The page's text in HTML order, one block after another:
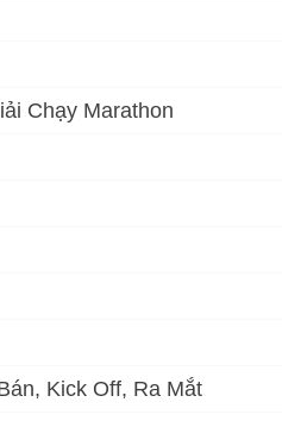
Chạy Marathon
Kick Off, Ra Mắt